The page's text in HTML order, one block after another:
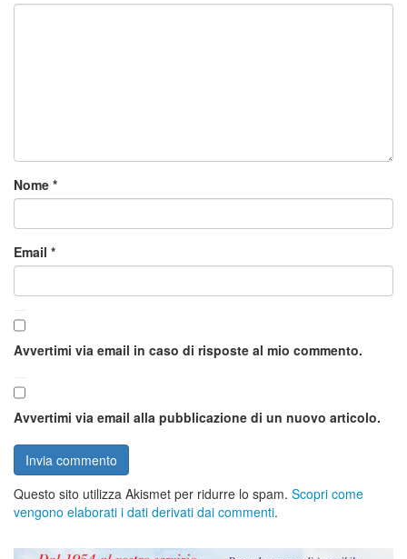
Nome *
Email *
Avvertimi via email in caso di risposte al mio commento.
Avvertimi via email alla pubblicazione di un nuovo articolo.
Questo sito utilizza Akismet per ridurre lo spam. Scopri come
vengono elaborati i dati derivati dai commenti.